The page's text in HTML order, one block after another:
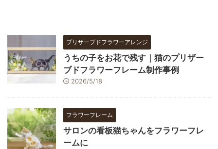
プリザーブドフラワーアレンジ
うちの子をお花で残す｜猫のプリザー
ブドフラワーフレーム制作事例
2026/5/18
フラワーフレーム
サロンの看板猫ちゃんをフラワーフレ
ームに